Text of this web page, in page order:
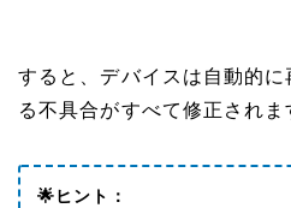
すると、デバイスは自動的
る不具合がすべて修正されま
🌟ヒント：